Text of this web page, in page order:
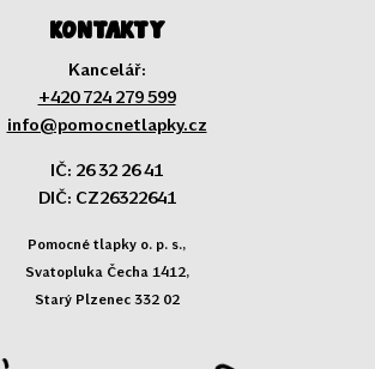
Kontakty
Kancelář:
+420 724 279 599
info@pomocnetlapky.cz
IČ: 26 32 26 41
DIČ: CZ26322641
Pomocné tlapky o. p. s.,
Svatopluka Čecha 1412,
Starý Plzenec 332 02